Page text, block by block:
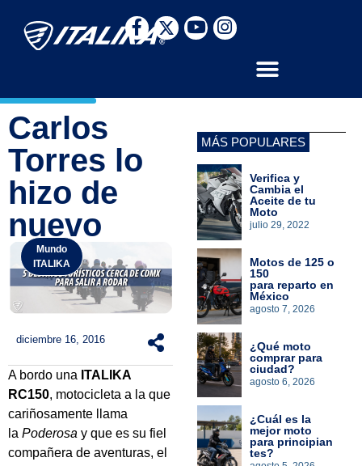
Carlos
Torres lo
hizo de
nuevo
diciembre 16, 2016
Mundo
ITALIKA
A bordo una ITALIKA
RC150, motocicleta a la que
cariñosamente llama
la Poderosa y que es su fiel
compañera de aventuras, el
MÁS POPULARES
Verifica y
Cambia el
Aceite de tu
Moto
julio 29, 2022
Motos de 125 o
150
para reparto en
México
agosto 7, 2026
¿Qué moto
comprar para
ciudad?
agosto 6, 2026
¿Cuál es la
mejor moto
para principian
tes?